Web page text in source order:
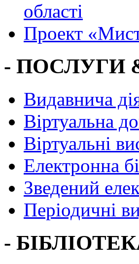
області
Проект
- ПОСЛУГИ
Видавнича
Віртуальна
Віртуальні
Електронна
Зведений
Періодичні
-